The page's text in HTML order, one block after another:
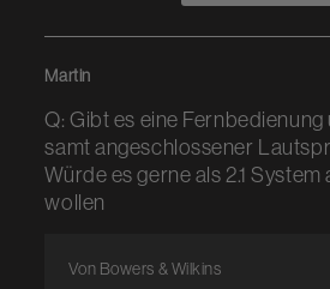
Martin
Q: Gibt es eine
samt angeschlossener
Würde es gerne als 2.1 System
wollen
Von Bowers & Wilkins